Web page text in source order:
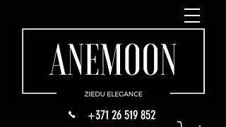
+371 26 519 852